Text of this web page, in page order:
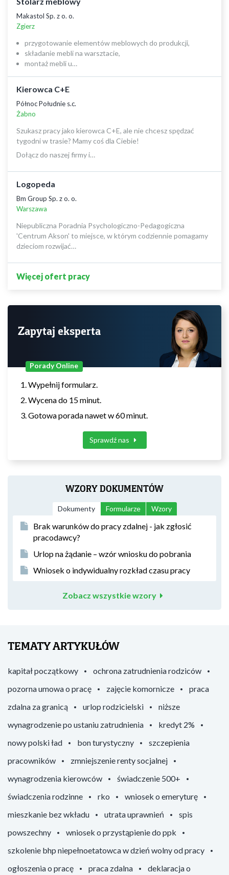
Makastol Sp. z o. o.
Zgierz
przygotowanie elementów meblowych do produkcji,
składanie mebli na warsztacie,
montaż mebli u…
Kierowca C+E
Północ Południe s.c.
Żabno
Szukasz pracy jako kierowca C+E, ale nie chcesz spędzać
tygodni w trasie? Mamy coś dla Ciebie!
Dołącz do naszej firmy i…
Logopeda
Bm Group Sp. z o. o.
Warszawa
Niepubliczna Poradnia Psychologiczno-Pedagogiczna
'Centrum Akson' to miejsce, w którym codziennie pomagamy
dzieciom rozwijać…
Więcej ofert pracy
Zapytaj eksperta
Porady Online
Wypełnij formularz.
Wycena do 15 minut.
Gotowa porada nawet w 60 minut.
Sprawdź nas
WZORY DOKUMENTÓW
Dokumenty Formularze Wzory
Brak warunków do pracy zdalnej - jak zgłosić
pracodawcy?
Urlop na żądanie – wzór wniosku do pobrania
Wniosek o indywidualny rozkład czasu pracy
Zobacz wszystkie wzory
TEMATY ARTYKUŁÓW
kapitał początkowy
ochrona zatrudnienia rodziców
pozorna umowa o pracę
zajęcie komornicze
praca
zdalna za granicą
urlop rodzicielski
niższe
wynagrodzenie po ustaniu zatrudnienia
kredyt 2%
nowy polski ład
bon turystyczny
szczepienia
pracowników
zmniejszenie renty socjalnej
wynagrodzenia kierowców
świadczenie 500+
świadczenia rodzinne
rko
wniosek o emeryturę
mieszkanie bez wkładu
utrata uprawnień
spis
powszechny
wniosek o przystąpienie do ppk
szkolenie bhp niepełnoetatowca w dzień wolny od pracy
ogłoszenia o pracę
praca zdalna deklaracja o